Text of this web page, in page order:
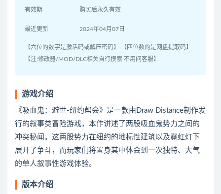
有效期 购买后永久有效
最近更新 2024年04月07日
【六位的数字是激活码或解压密码】 【四位数的是网盘提取码】
【注:修改器/MOD/DLC相关自行摸索,不用问客服】
游戏介绍
《吸血鬼：避世-纽约帮会》是一款由Draw Distance制作发
行的叙事类冒险游戏，本作讲述了两股吸血鬼势力之间的
冲突秘闻。这两股势力在纽约的地标性建筑以及霓虹灯下
展开了争斗，而玩家们将置身其中体会到一次独特、大气
的单人叙事性游戏体验。
版本介绍